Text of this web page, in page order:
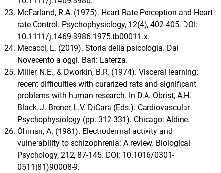
McFarland, R.A. (1975). Heart Rate Perception and Heart
rate Control. Psychophysiology, 12(4), 402-405. DOI:
10.1111/j.1469-8986.1975.tb00011.x.
Mecacci, L. (2019). Storia della psicologia. Dal
Novecento a oggi. Bari: Laterza.
Miller, N.E., & Dworkin, B.R. (1974). Visceral learning:
recent difficulties with curarized rats and significant
problems with human research. In D.A. Obrist, A.H.
Black, J. Brener, L.V. DiCara (Eds.). Cardiovascular
Psychophysiology (pp. 312-331). Chicago: Aldine.
Öhman, A. (1981). Electrodermal activity and
vulnerability to schizophrenia: A review. Biological
Psychology, 212, 87-145. DOI: 10.1016/0301-
0511(81)90008-9.